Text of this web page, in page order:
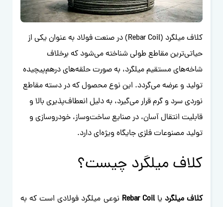
کلاف میلگرد (Rebar Coil) در صنعت فولاد به عنوان یکی از
حیاتی‌ترین مقاطع طولی شناخته می‌شود که برخلاف
شاخه‌های مستقیم میلگرد، به صورت حلقه‌های درهم‌پیچیده
تولید و عرضه می‌گردد. این نوع محصول که در دسته مقاطع
نوردی سرد و گرم قرار می‌گیرد، به دلیل انعطاف‌پذیری بالا و
قابلیت انتقال آسان، در صنایع ساخت‌وساز، خودروسازی و
تولید مصنوعات فلزی جایگاه ویژه‌ای دارد.
کلاف میلگرد چیست؟
کلاف میلگرد یاRebar Coil نوعی میلگرد فولادی است که به